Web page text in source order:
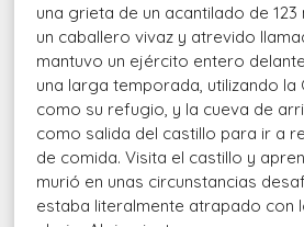
una grieta de un acantilado de
un caballero vivaz y atrevido
mantuvo un ejército entero
una larga temporada, utilizando la
como su refugio, y la cueva de
como salida del castillo para ir a
de comida. Visita el castillo y
murió en unas circunstancias
estaba literalmente atrapado con